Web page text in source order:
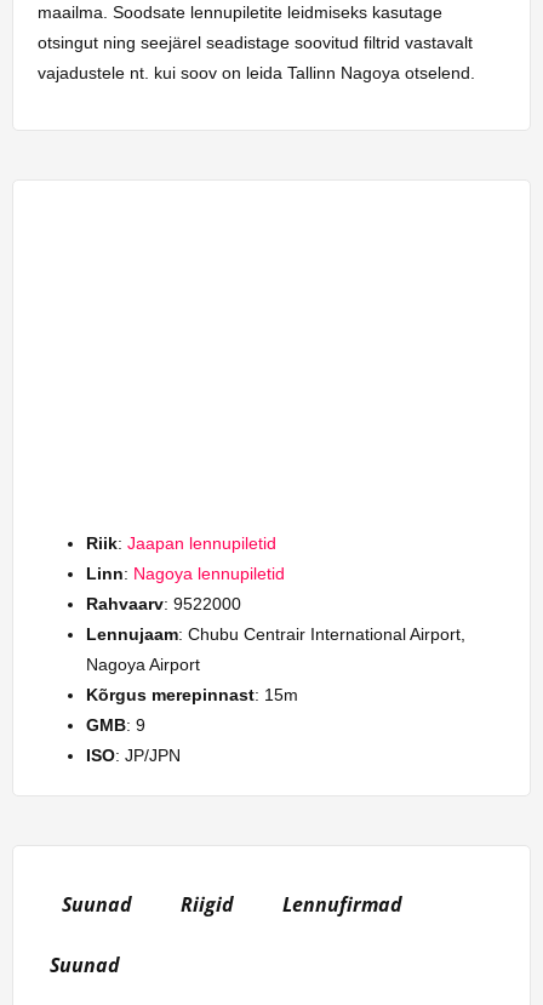
maailma. Soodsate lennupiletite leidmiseks kasutage
otsingut ning seejärel seadistage soovitud filtrid vastavalt
vajadustele nt. kui soov on leida Tallinn Nagoya otselend.
Riik: Jaapan lennupiletid
Linn: Nagoya lennupiletid
Rahvaarv: 9522000
Lennujaam: Chubu Centrair International Airport,
Nagoya Airport
Kõrgus merepinnast: 15m
GMB: 9
ISO: JP/JPN
Suunad Riigid Lennufirmad
Suunad